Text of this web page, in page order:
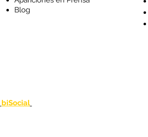
Blog
biSocial